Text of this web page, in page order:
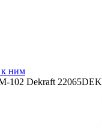
к ним
Dekraft 22065DEK